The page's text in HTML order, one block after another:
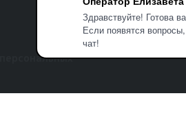
Здравствуйте! Готова
Если появятся
чат!
персональных
Настройки